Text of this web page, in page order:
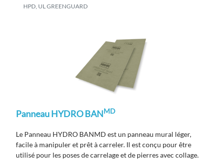
HPD, UL GREENGUARD
Panneau HYDRO BANMD
Le Panneau HYDRO BANMD est un panneau mural léger,
facile à manipuler et prêt à carreler. Il est conçu pour être
utilisé pour les poses de carrelage et de pierres avec collage.